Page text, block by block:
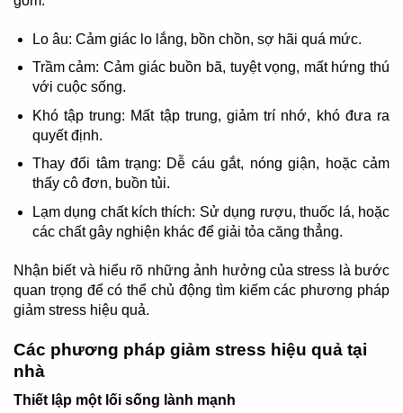
Lo âu: Cảm giác lo lắng, bồn chồn, sợ hãi quá mức.
Trầm cảm: Cảm giác buồn bã, tuyệt vọng, mất hứng thú
với cuộc sống.
Khó tập trung: Mất tập trung, giảm trí nhớ, khó đưa ra
quyết định.
Thay đổi tâm trạng: Dễ cáu gắt, nóng giận, hoặc cảm
thấy cô đơn, buồn tủi.
Lạm dụng chất kích thích: Sử dụng rượu, thuốc lá, hoặc
các chất gây nghiện khác để giải tỏa căng thẳng.
Nhận biết và hiểu rõ những ảnh hưởng của stress là bước
quan trọng để có thể chủ động tìm kiếm các phương pháp
giảm stress hiệu quả.
Các phương pháp giảm stress hiệu quả tại
nhà
Thiết lập một lối sống lành mạnh